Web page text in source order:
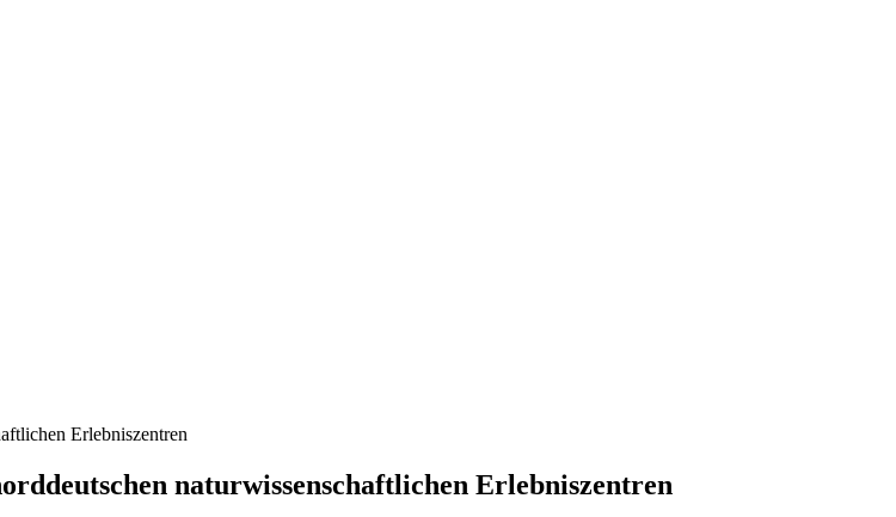
Erlebniszentren
naturwissenschaftlichen Erlebniszentren